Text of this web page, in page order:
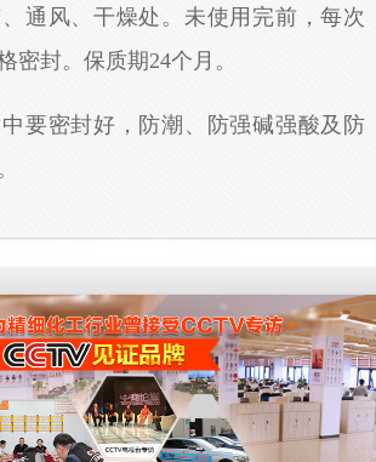
通风、干燥处。未使用完前，每次
密封。保质期24个月。
要密封好，防潮、防强碱强酸及防